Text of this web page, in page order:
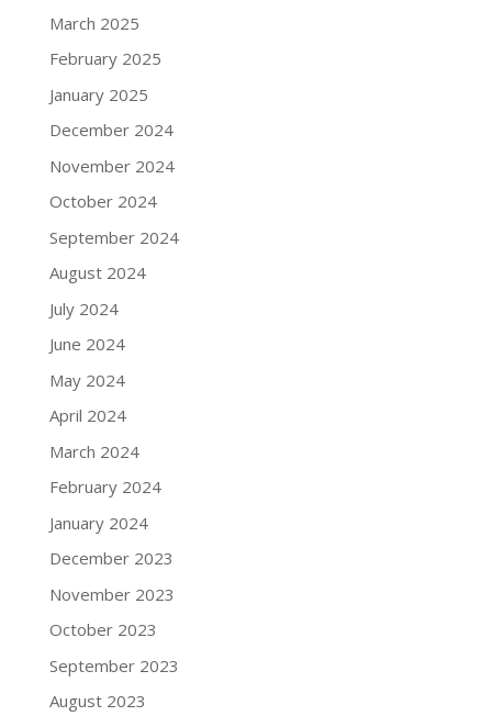
March 2025
February 2025
January 2025
December 2024
November 2024
October 2024
September 2024
August 2024
July 2024
June 2024
May 2024
April 2024
March 2024
February 2024
January 2024
December 2023
November 2023
October 2023
September 2023
August 2023